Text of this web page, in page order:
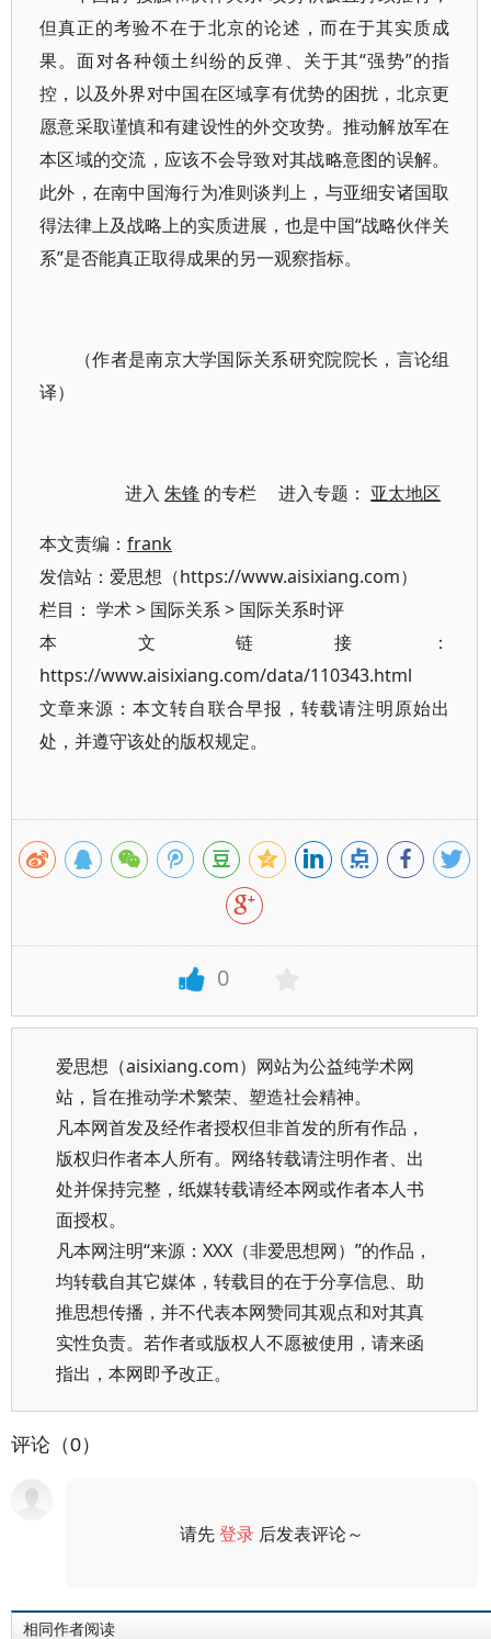
但真正的考验不在于北京的论述，而在于其实质成
果。面对各种领土纠纷的反弹、关于其“强势”的指
控，以及外界对中国在区域享有优势的困扰，北京更
愿意采取谨慎和有建设性的外交攻势。推动解放军在
本区域的交流，应该不会导致对其战略意图的误解。
此外，在南中国海行为准则谈判上，与亚细安诸国取
得法律上及战略上的实质进展，也是中国“战略伙伴关
系”是否能真正取得成果的另一观察指标。
（作者是南京大学国际关系研究院院长，言论组
译）
进入朱锋 的专栏 进入专题： 亚太地区
本文责编： frank
发信站：爱思想（https://www.aisixiang.com）
栏目： 学术> 国际关系> 国际关系时评
本文链接：
https://www.aisixiang.com/data/110343.html
文章来源：本文转自联合早报，转载请注明原始出
处，并遵守该处的版权规定。
0
爱思想（aisixiang.com）网站为公益纯学术网
站，旨在推动学术繁荣、塑造社会精神。
凡本网首发及经作者授权但非首发的所有作品，
版权归作者本人所有。网络转载请注明作者、出
处并保持完整，纸媒转载请经本网或作者本人书
面授权。
凡本网注明“来源：XXX（非爱思想网）”的作品，
均转载自其它媒体，转载目的在于分享信息、助
推思想传播，并不代表本网赞同其观点和对其真
实性负责。若作者或版权人不愿被使用，请来函
指出，本网即予改正。
评论（0）
请先登录 后发表评论～
相同作者阅读